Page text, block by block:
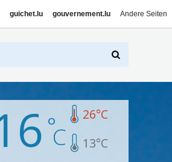
guichet.lu gouvernement.lu Andere Seiten
26°C
13°C